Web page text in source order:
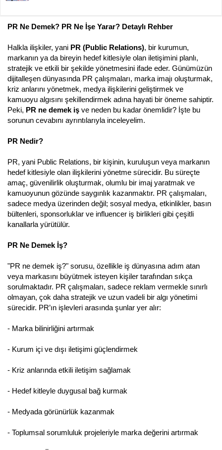
ş
t
n
r
h
i
PR Ne Demek? PR Ne İşe Yarar? Detaylı Rehber
Halkla ilişkiler, yani PR (Public Relations), bir kurumun,
markanın ya da bireyin hedef kitlesiyle olan iletişimini planlı,
stratejik ve etkili bir şekilde yönetmesini ifade eder. Günümüzün
dijitalleşen dünyasında PR çalışmaları, marka imajı oluşturmak,
kriz anlarını yönetmek, medya ilişkilerini geliştirmek ve
kamuoyu algısını şekillendirmek adına hayati bir öneme sahiptir.
Peki, PR ne demek iş ve neden bu kadar önemlidir? İşte bu
sorunun cevabını ayrıntılarıyla inceleyelim.
PR Nedir?
PR, yani Public Relations, bir kişinin, kuruluşun veya markanın
hedef kitlesiyle olan ilişkilerini yönetme sürecidir. Bu süreçte
amaç, güvenilirlik oluşturmak, olumlu bir imaj yaratmak ve
kamuoyunun gözünde saygınlık kazanmaktır. PR çalışmaları,
sadece medya üzerinden değil; sosyal medya, etkinlikler, basın
bültenleri, sponsorluklar ve influencer iş birlikleri gibi çeşitli
kanallarla yürütülür.
PR Ne Demek İş?
"PR ne demek iş?" sorusu, özellikle iş dünyasına adım atan
veya markasını büyütmek isteyen kişiler tarafından sıkça
sorulmaktadır. PR çalışmaları, sadece reklam vermekle sınırlı
olmayan, çok daha stratejik ve uzun vadeli bir algı yönetimi
sürecidir. PR’ın işlevleri arasında şunlar yer alır:
- Marka bilinirliğini artırmak
- Kurum içi ve dışı iletişimi güçlendirmek
- Kriz anlarında etkili iletişim sağlamak
- Hedef kitleyle duygusal bağ kurmak
- Medyada görünürlük kazanmak
- Toplumsal sorumluluk projeleriyle marka değerini artırmak